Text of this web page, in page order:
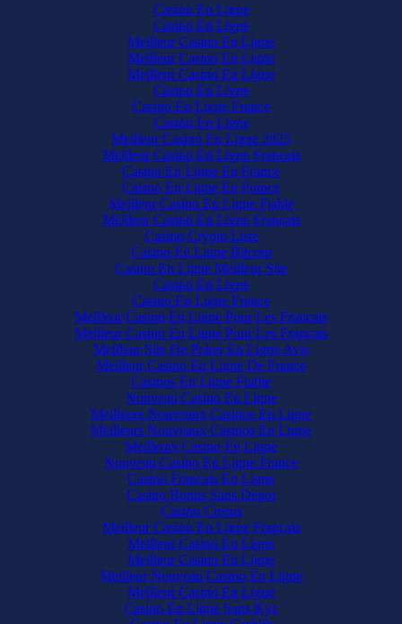
Casino En Ligne
Casino En Ligne
Meilleur Casino En Ligne
Meilleur Casino En Ligne
Meilleur Casino En Ligne
Casino En Ligne
Casino En Ligne France
Casino En Ligne
Meilleur Casino En Ligne 2025
Meilleur Casino En Ligne Francais
Casino En Ligne En France
Casino En Ligne En France
Meilleur Casino En Ligne Fiable
Meilleur Casino En Ligne Français
Casino Crypto Liste
Casino En Ligne Bitcoin
Casino En Ligne Meilleur Site
Casino En Ligne
Casino En Ligne France
Meilleur Casino En Ligne Pour Les Francais
Meilleur Casino En Ligne Pour Les Francais
Meilleur Site De Poker En Ligne Avis
Meilleur Casino En Ligne De France
Casinos En Ligne Fiable
Nouveau Casino En Ligne
Meilleurs Nouveaux Casinos En Ligne
Meilleurs Nouveaux Casinos En Ligne
Meilleurs Casino En Ligne
Nouveau Casino En Ligne France
Casino Francais En Ligne
Casino Bonus Sans Depot
Casino Cresus
Meilleur Casino En Ligne Français
Meilleur Casino En Ligne
Meilleur Casino En Ligne
Meilleur Nouveau Casino En Ligne
Meilleur Casino En Ligne
Casino En Ligne Sans Kyc